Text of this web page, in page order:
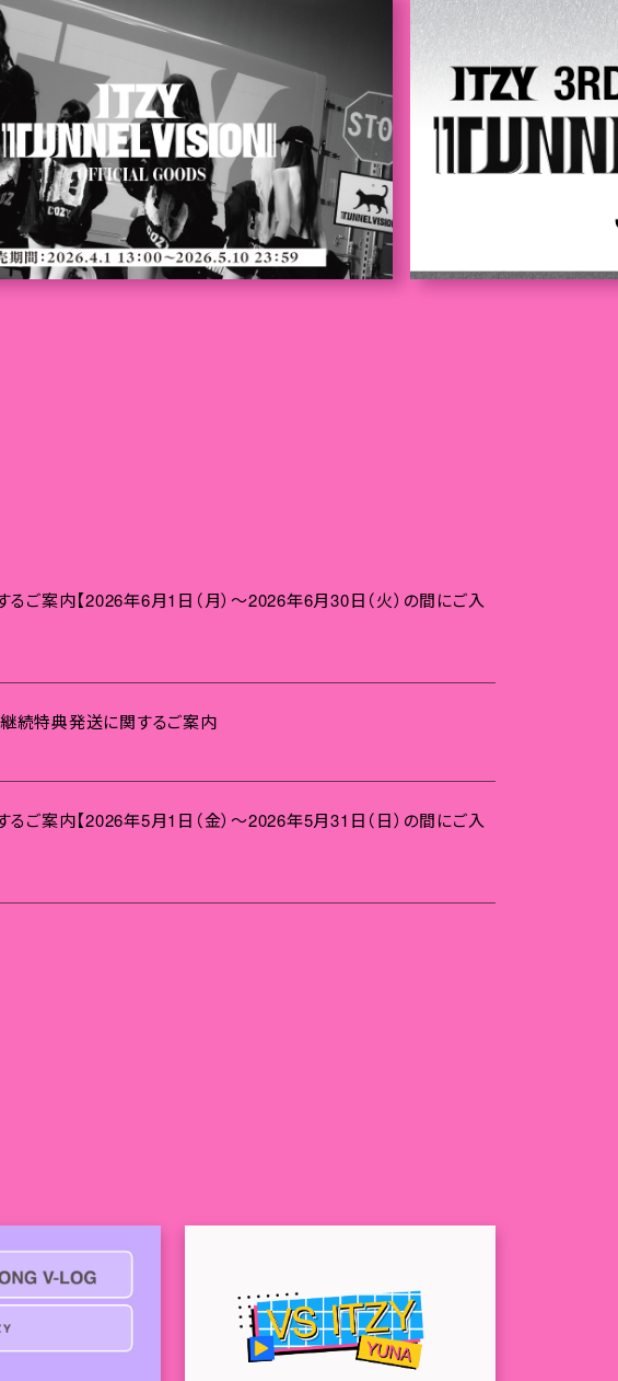
案内【2026年6月1日（月）～2026年6月30日（火）の間にご入
続特典発送に関するご案内
案内【2026年5月1日（金）～2026年5月31日（日）の間にご入